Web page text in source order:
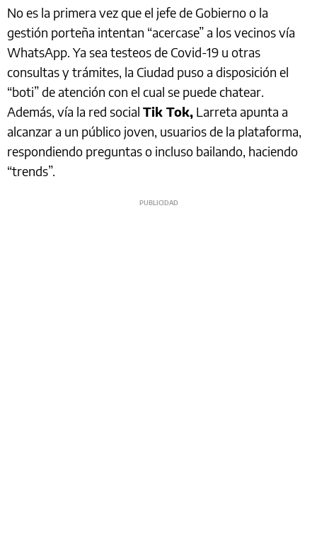
No es la primera vez que el jefe de Gobierno o la
gestión porteña intentan “acercase” a los vecinos vía
WhatsApp. Ya sea testeos de Covid-19 u otras
consultas y trámites, la Ciudad puso a disposición el
“boti” de atención con el cual se puede chatear.
Además, vía la red social Tik Tok, Larreta apunta a
alcanzar a un público joven, usuarios de la plataforma,
respondiendo preguntas o incluso bailando, haciendo
“trends”.